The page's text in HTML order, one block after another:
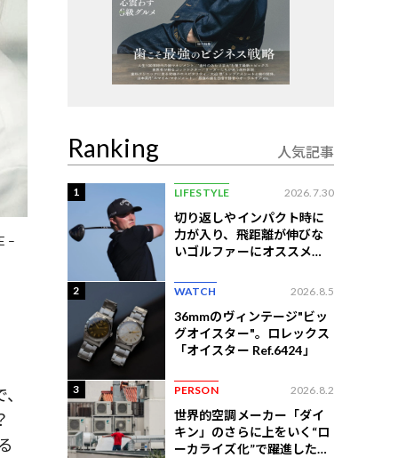
–
Ranking 人気記事
1 LIFESTYLE 2026.7.30
切り返しやインパクト時に
力が入り、飛距離が伸びな
いゴルファーにオススメの
2 WATCH 2026.8.5
36mmのヴィンテージ"ビッ
グオイスター"。ロレックス
「オイスター Ref.6424」
3 PERSON 2026.8.2
世界的空調メーカー「ダイ
キン」のさらに上をいく“ロ
ーカライズ化”で躍進したイ